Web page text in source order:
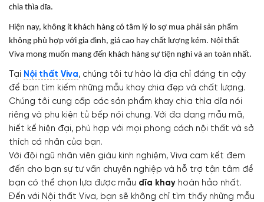
chia thìa dĩa.
Hiện nay, không ít khách hàng có tâm lý lo sợ mua phải sản phẩm
không phù hợp với gia đình, giá cao hay chất lượng kém. Nội thất
Viva mong muốn mang đến khách hàng sự tiện nghi và an toàn nhất.
Tại Nội thất Viva, chúng tôi tự hào là địa chỉ đáng tin cậy
để bạn tìm kiếm những mẫu khay chia đẹp và chất lượng.
Chúng tôi cung cấp các sản phẩm khay chia thìa dĩa nói
riêng và phụ kiện tủ bếp nói chung. Với đa dạng mẫu mã,
hiết kế hiện đại, phù hợp với mọi phong cách nội thất và sở
thích cá nhân của bạn.
Với đội ngũ nhân viên giàu kinh nghiệm, Viva cam kết đem
đến cho bạn sự tư vấn chuyên nghiệp và hỗ trợ tận tâm để
bạn có thể chọn lựa được mẫu dĩa khay hoàn hảo nhất.
Đến với Nội thất Viva, bạn sẽ không chỉ tìm thấy những mẫu